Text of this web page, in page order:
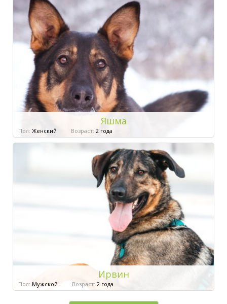
Яшма
Пол: Женский Возраст: 2 года
Ирвин
Пол: Мужской Возраст: 2 года